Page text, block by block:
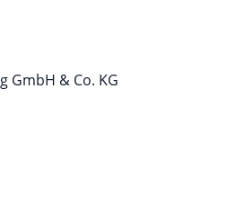
GmbH & Co. KG